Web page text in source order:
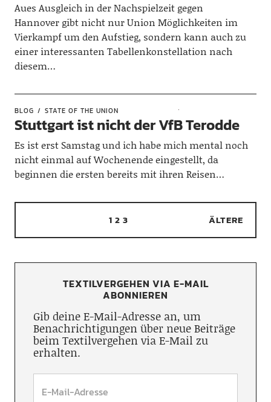
Aues Ausgleich in der Nachspielzeit gegen
Hannover gibt nicht nur Union Möglichkeiten im
Vierkampf um den Aufstieg, sondern kann auch zu
einer interessanten Tabellenkonstellation nach
diesem…
BLOG STATE OF THE UNION
Stuttgart ist nicht der VfB Terodde
Es ist erst Samstag und ich habe mich mental noch
nicht einmal auf Wochenende eingestellt, da
beginnen die ersten bereits mit ihren Reisen…
1 2 3 ÄLTERE
TEXTILVERGEHEN VIA E-MAIL
ABONNIEREN
Gib deine E-Mail-Adresse an, um
Benachrichtigungen über neue Beiträge
beim Textilvergehen via E-Mail zu
erhalten.